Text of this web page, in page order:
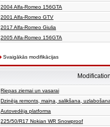
2004 Alfa-Romeo 156GTA
2001 Alfa-Romeo GTV
2017 Alfa-Romeo Giulia
2005 Alfa-Romeo 156GTA
Svaigākās modifikācijas
Riepas ziemai un vasarai
Dzinēja remonts, maiņa, salikšana,
Autovedēja platforma
225/50/R17 Nokian WR Snowproof